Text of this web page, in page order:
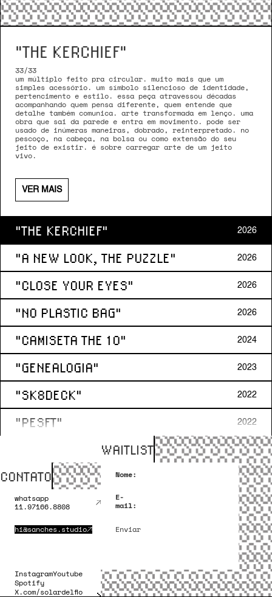
"THE KERCHIEF"
33/33
um múltiplo feito pra circular. muito mais que um
simples acessório. um símbolo silencioso de identidade,
pertencimento e estilo. essa peça atravessou décadas
acompanhando quem pensa diferente, quem entende que
detalhe também comunica. arte transformada em lenço. uma
obra que sai da parede e entra em movimento. pode ser
usado de inúmeras maneiras, dobrado, reinterpretado. no
pescoço, na cabeça, na bolsa ou como extensão do seu
jeito de existir. é sobre carregar arte de um jeito
vivo.
VER MAIS
"THE KERCHIEF" 2026
"A NEW LOOK, THE PUZZLE" 2026
"CLOSE YOUR EYES" 2026
"NO PLASTIC BAG" 2026
"CAMISETA THE 10" 2024
"GENEALOGIA" 2023
"SK8DECK" 2022
"PESFT" 2022
2022
"PAPELARIA" 2021
"POLTRONA R" 2021
"EGO" 2020
CONTATO
whatsapp
11.97166.8808
hi@sanches.studio
InstagramYoutube
Spotify
X.com/solardelfio
WAITLIST
Nome:
E-
mail:
Enviar